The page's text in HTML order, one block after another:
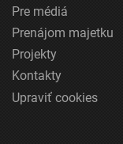
Pre médiá
Prenájom majetku
Projekty
Kontakty
Upraviť cookies